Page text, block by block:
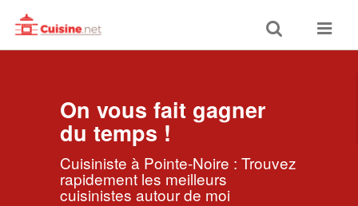
Toggle
search
Toggle
On vous fait gagner
du temps !
Cuisiniste à Pointe-Noire : Trouvez
rapidement les meilleurs
cuisinistes autour de moi